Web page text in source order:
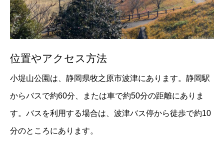
位置やアクセス方法
小堤山公園は、静岡県牧之原市波津にあります。静岡駅
からバスで約60分、または車で約50分の距離にありま
す。バスを利用する場合は、波津バス停から徒歩で約10
分のところにあります。